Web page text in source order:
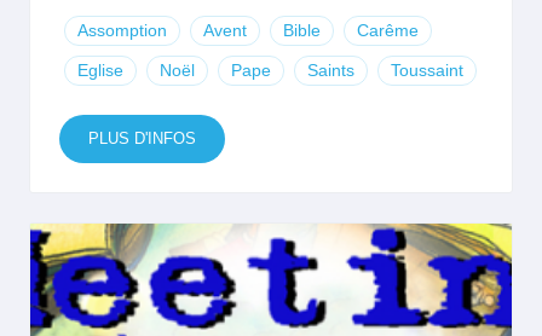
Assomption Avent Bible Carême
Eglise Noël Pape Saints Toussaint
PLUS D'INFOS